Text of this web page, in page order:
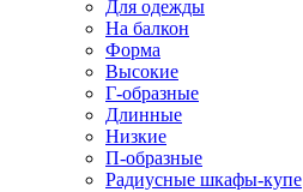
Для одежды
На балкон
Форма
Высокие
Г-образные
Длинные
Низкие
П-образные
Радиусные шкафы-купе